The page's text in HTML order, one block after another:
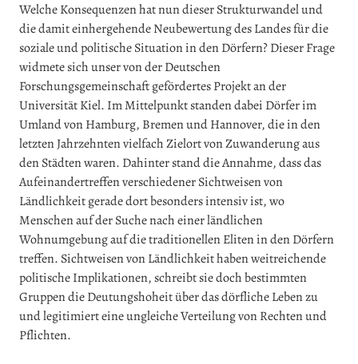
Welche Konsequenzen hat nun dieser Strukturwandel und
die damit einhergehende Neubewertung des Landes für die
soziale und politische Situation in den Dörfern? Dieser Frage
widmete sich unser von der Deutschen
Forschungsgemeinschaft gefördertes Projekt an der
Universität Kiel. Im Mittelpunkt standen dabei Dörfer im
Umland von Hamburg, Bremen und Hannover, die in den
letzten Jahrzehnten vielfach Zielort von Zuwanderung aus
den Städten waren. Dahinter stand die Annahme, dass das
Aufeinandertreffen verschiedener Sichtweisen von
Ländlichkeit gerade dort besonders intensiv ist, wo
Menschen auf der Suche nach einer ländlichen
Wohnumgebung auf die traditionellen Eliten in den Dörfern
treffen. Sichtweisen von Ländlichkeit haben weitreichende
politische Implikationen, schreibt sie doch bestimmten
Gruppen die Deutungshoheit über das dörfliche Leben zu
und legitimiert eine ungleiche Verteilung von Rechten und
Pflichten.